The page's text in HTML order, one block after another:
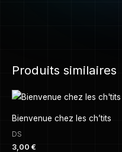
Produits similaires
Bienvenue chez les ch’tits
DS
3,00 €